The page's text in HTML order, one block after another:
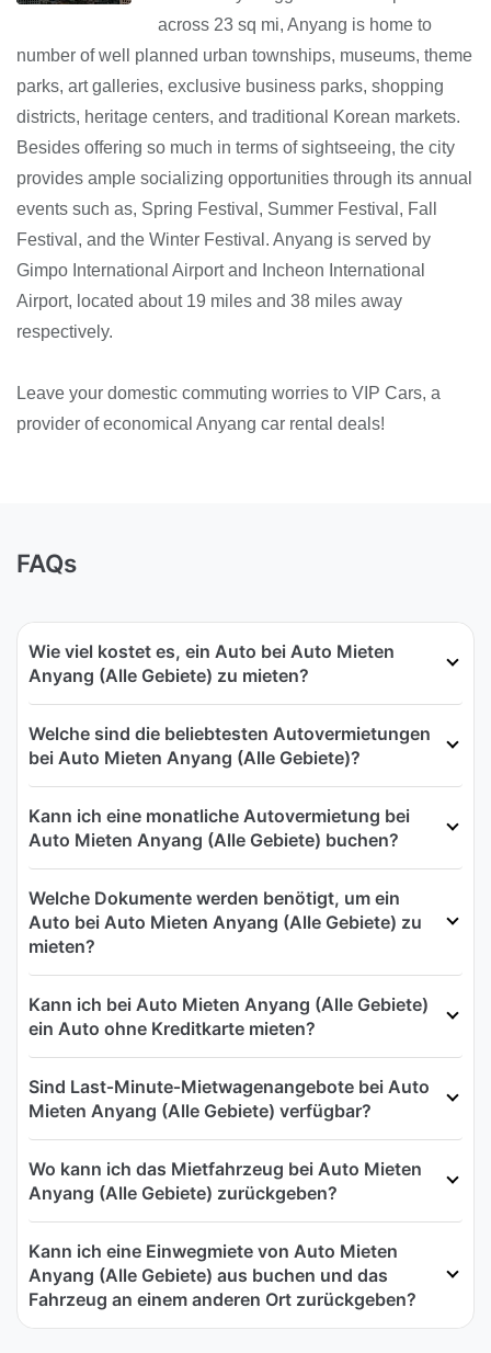
across 23 sq mi, Anyang is home to
number of well planned urban townships, museums, theme
parks, art galleries, exclusive business parks, shopping
districts, heritage centers, and traditional Korean markets.
Besides offering so much in terms of sightseeing, the city
provides ample socializing opportunities through its annual
events such as, Spring Festival, Summer Festival, Fall
Festival, and the Winter Festival. Anyang is served by
Gimpo International Airport and Incheon International
Airport, located about 19 miles and 38 miles away
respectively.
Leave your domestic commuting worries to VIP Cars, a
provider of economical Anyang car rental deals!
FAQs
Wie viel kostet es, ein Auto bei Auto Mieten
Anyang (Alle Gebiete) zu mieten?
Welche sind die beliebtesten Autovermietungen
bei Auto Mieten Anyang (Alle Gebiete)?
Kann ich eine monatliche Autovermietung bei
Auto Mieten Anyang (Alle Gebiete) buchen?
Welche Dokumente werden benötigt, um ein
Auto bei Auto Mieten Anyang (Alle Gebiete) zu
mieten?
Kann ich bei Auto Mieten Anyang (Alle Gebiete)
ein Auto ohne Kreditkarte mieten?
Sind Last‑Minute‑Mietwagenangebote bei Auto
Mieten Anyang (Alle Gebiete) verfügbar?
Wo kann ich das Mietfahrzeug bei Auto Mieten
Anyang (Alle Gebiete) zurückgeben?
Kann ich eine Einwegmiete von Auto Mieten
Anyang (Alle Gebiete) aus buchen und das
Fahrzeug an einem anderen Ort zurückgeben?